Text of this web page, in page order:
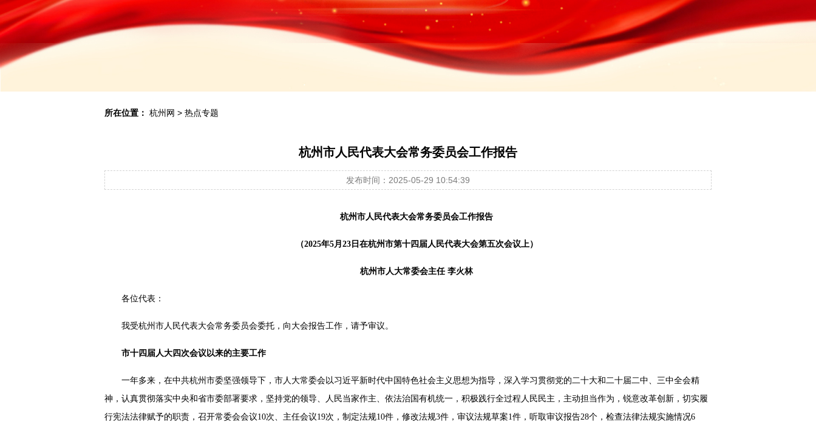
所在位置： 杭州网 > 热点专题
杭州市人民代表大会常务委员会工作报告
发布时间：2025-05-29 10:54:39
杭州市人民代表大会常务委员会工作报告
（2025年5月23日在杭州市第十四届人民代表大会第五次会议上）
杭州市人大常委会主任 李火林
各位代表：
我受杭州市人民代表大会常务委员会委托，向大会报告工作，请予审议。
市十四届人大四次会议以来的主要工作
一年多来，在中共杭州市委坚强领导下，市人大常委会以习近平新时代中国特色社会主义思想为指导，深入学习贯彻党的二十大和二十届二中、三中全会精
神，认真贯彻落实中央和省市委部署要求，坚持党的领导、人民当家作主、依法治国有机统一，积极践行全过程人民民主，主动担当作为，锐意改革创新，切实履
行宪法法律赋予的职责，召开常委会会议10次、主任会议19次，制定法规10件，修改法规3件，审议法规草案1件，听取审议报告28个，检查法律法规实施情况6